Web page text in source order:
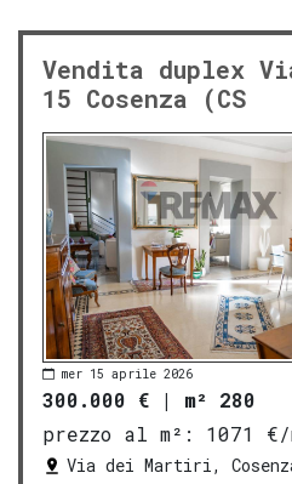
Vendita duplex
15 Cosenza (CS
mer 15 aprile 2026
300.000 € | m² 280
prezzo al m²:
1071 €/
Via dei Martiri,